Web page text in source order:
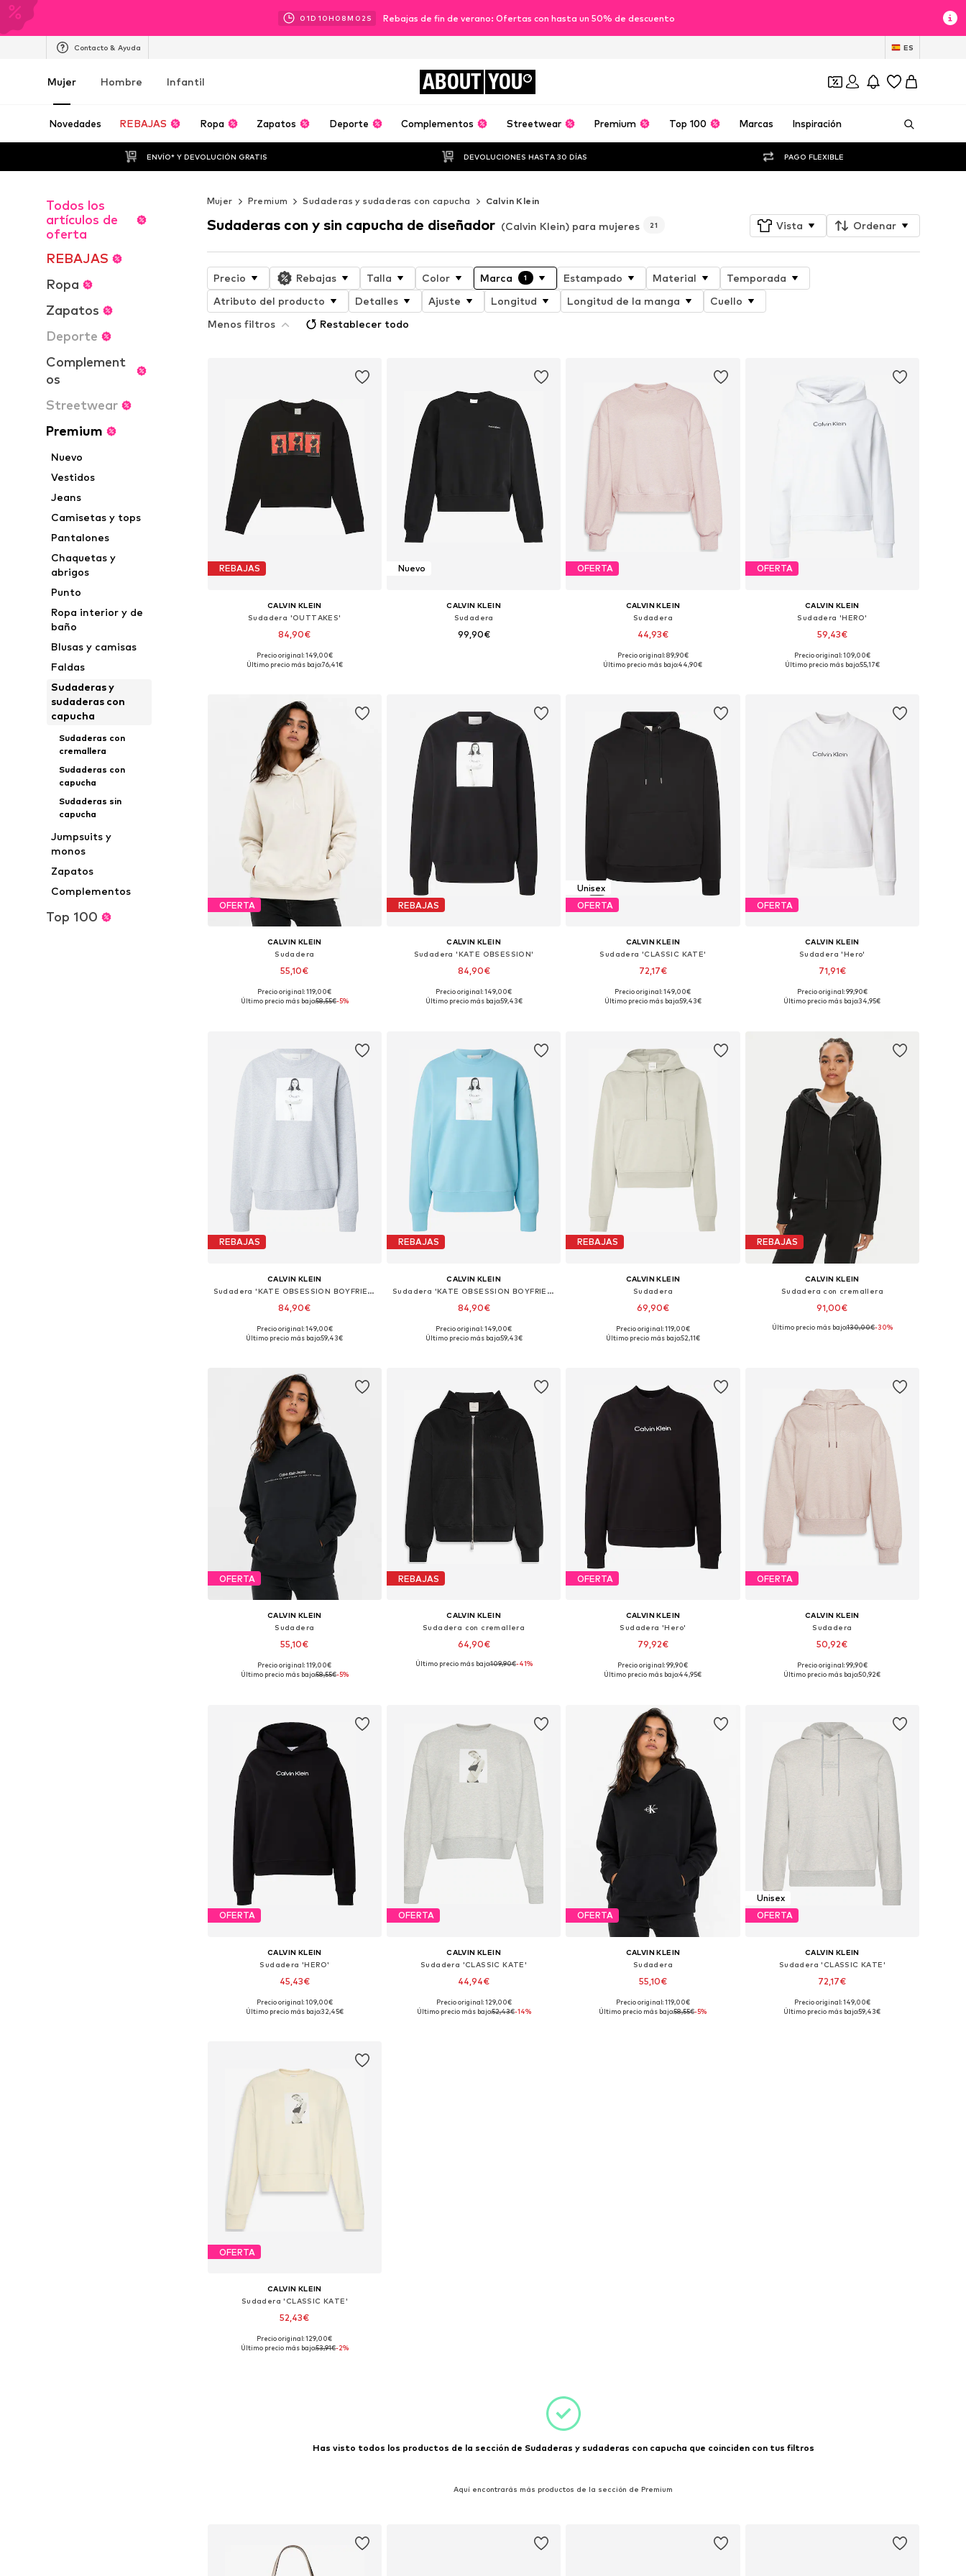
01D 10H 08M 01 S Rebajas de fin de verano: Ofertas con hasta un 50% de descuento
Contacto & Ayuda ES
Mujer Hombre Infantil ABOUT YOU
Novedades REBAJAS Ropa Zapatos Deporte Complementos Streetwear Premium Top 100 Marcas Inspiración
ENVÍO* Y DEVOLUCIÓN GRATIS DEVOLUCIONES HASTA 30 DÍAS PAGO FLEXIBLE
Todos los
artículos de
oferta
REBAJAS
Ropa
Zapatos
Deporte
Complement
os
Streetwear
Premium
Nuevo
Vestidos
Jeans
Camisetas y tops
Pantalones
Chaquetas y
abrigos
Punto
Ropa interior y de
baño
Blusas y camisas
Faldas
Sudaderas y
sudaderas con
capucha
Sudaderas con
cremallera
Sudaderas con
capucha
Sudaderas sin
capucha
Jumpsuits y
monos
Zapatos
Complementos
Top 100
Mujer Premium Sudaderas y sudaderas con capucha Calvin Klein
Sudaderas con y sin capucha de diseñador (Calvin Klein) para mujeres 21 Vista Ordenar
Precio Rebajas Talla Color Marca 1 Estampado Material
Temporada
Atributo del producto
Detalles Ajuste Longitud Longitud de la manga
Cuello
Menos filtros
Restablecer todo
REBAJAS
CALVIN KLEIN
Sudadera 'OUTTAKES'
84,90€
Tallas disponibles: XS, S, M, L, XL
Precio original: 149,00€
Último precio más bajo:76,41€
Nuevo
CALVIN KLEIN
Sudadera
99,90€
OFERTA
CALVIN KLEIN
Sudadera
44,93€
Tallas disponibles: XS, S, M, L
Precio original: 89,90€
Último precio más bajo:44,90€
OFERTA
CALVIN KLEIN
Sudadera 'HERO'
59,43€
Tallas disponibles: XS, S, L
Precio original: 109,00€
Último precio más bajo:55,17€
OFERTA
CALVIN KLEIN
Sudadera
55,10€
Tallas disponibles: S, M, L, XL
Precio original: 119,00€
Último precio más bajo:58,55€-5%
REBAJAS
CALVIN KLEIN
Sudadera 'KATE OBSESSION'
84,90€
Tallas disponibles: XS, S, M, L
Precio original: 149,00€
Último precio más bajo:59,43€
Unisex
OFERTA
CALVIN KLEIN
Sudadera 'CLASSIC KATE'
72,17€
Tallas disponibles: XS, S, M, L, XL, XXL
Precio original: 149,00€
Último precio más bajo:59,43€
OFERTA
CALVIN KLEIN
Sudadera 'Hero'
71,91€
Tallas disponibles: M, L
Precio original: 99,90€
Último precio más bajo:34,95€
REBAJAS
CALVIN KLEIN
Sudadera 'KATE OBSESSION BOYFRIEND'
84,90€
Tallas disponibles: XS, S, M, L
Precio original: 149,00€
Último precio más bajo:59,43€
REBAJAS
CALVIN KLEIN
Sudadera 'KATE OBSESSION BOYFRIEND'
84,90€
Tallas disponibles: XS, S, M, L, XL, XXL
Precio original: 149,00€
Último precio más bajo:59,43€
REBAJAS
CALVIN KLEIN
Sudadera
69,90€
Tallas disponibles: M, L
Precio original: 119,00€
Último precio más bajo:52,11€
REBAJAS
CALVIN KLEIN
Sudadera con cremallera
91,00€
Tallas disponibles: XS, S
Último precio más bajo:130,00€-30%
OFERTA
CALVIN KLEIN
Sudadera
55,10€
Tallas disponibles: M
Precio original: 119,00€
Último precio más bajo:58,55€-5%
REBAJAS
CALVIN KLEIN
Sudadera con cremallera
64,90€
Tallas disponibles: XL
Último precio más bajo:109,90€-41%
OFERTA
CALVIN KLEIN
Sudadera 'Hero'
79,92€
Tallas disponibles: XXS
Precio original: 99,90€
Último precio más bajo:44,95€
OFERTA
CALVIN KLEIN
Sudadera
50,92€
Tallas disponibles: XS, L
Precio original: 99,90€
Último precio más bajo:50,92€
OFERTA
CALVIN KLEIN
Sudadera 'HERO'
45,43€
Tallas disponibles: XS
Precio original: 109,00€
Último precio más bajo:32,45€
OFERTA
CALVIN KLEIN
Sudadera 'CLASSIC KATE'
44,94€
Tallas disponibles: XL, XXL
Precio original: 129,00€
Último precio más bajo:52,43€-14%
OFERTA
CALVIN KLEIN
Sudadera
55,10€
Tallas disponibles: XL
Precio original: 119,00€
Último precio más bajo:58,55€-5%
Unisex
OFERTA
CALVIN KLEIN
Sudadera 'CLASSIC KATE'
72,17€
Tallas disponibles: XXL
Precio original: 149,00€
Último precio más bajo:59,43€
OFERTA
CALVIN KLEIN
Sudadera 'CLASSIC KATE'
52,43€
Tallas disponibles: XXS
Precio original: 129,00€
Último precio más bajo:53,91€-2%
Has visto todos los productos de la sección de Sudaderas y sudaderas con capucha que coinciden con tus filtros
Aquí encontrarás más productos de la sección de Premium